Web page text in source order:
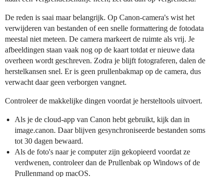
De reden is saai maar belangrijk. Op Canon-camera's wist het
verwijderen van bestanden of een snelle formattering de fotodata
meestal niet meteen. De camera markeert de ruimte als vrij. Je
afbeeldingen staan vaak nog op de kaart totdat er nieuwe data
overheen wordt geschreven. Zodra je blijft fotograferen, dalen de
herstelkansen snel. Er is geen prullenbakmap op de camera, dus
verwacht daar geen verborgen vangnet.
Controleer de makkelijke dingen voordat je hersteltools uitvoert.
Als je de cloud-app van Canon hebt gebruikt, kijk dan in
image.canon. Daar blijven gesynchroniseerde bestanden soms
tot 30 dagen bewaard.
Als de foto's naar je computer zijn gekopieerd voordat ze
verdwenen, controleer dan de Prullenbak op Windows of de
Prullenmand op macOS.